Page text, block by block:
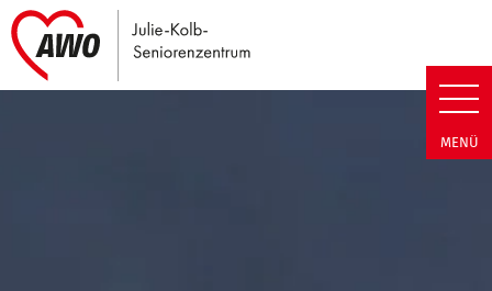
Julie-Kolb-Seniorenzentrum |
MENÜ